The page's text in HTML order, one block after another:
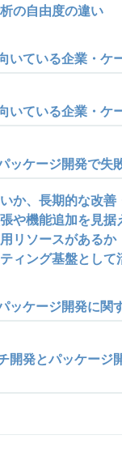
の自由度の違い
いている企業・ケ
いている企業・ケ
ッケージ開発で失
か、長期的な改善
や機能追加を見据
リソースがあるか
ィング基盤として
ッケージ開発に関
開発とパッケージ